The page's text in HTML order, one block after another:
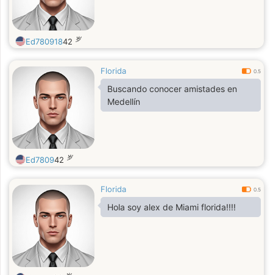
Ed78091842 岁
Florida 0.5
Buscando conocer amistades en
Medellín
Ed780942 岁
Florida 0.5
Hola soy alex de Miami florida!!!!